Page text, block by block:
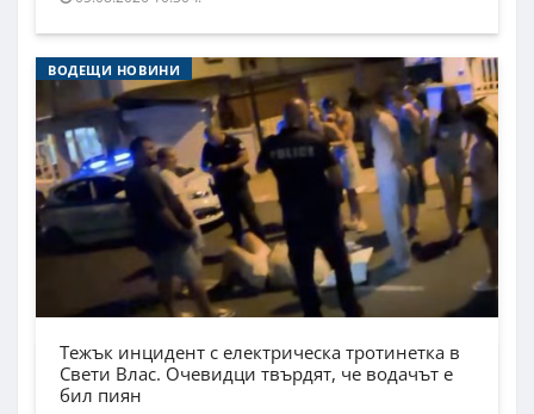
ВОДЕЩИ НОВИНИ
Тежък инцидент с електрическа тротинетка в
Свети Влас. Очевидци твърдят, че водачът е
бил пиян